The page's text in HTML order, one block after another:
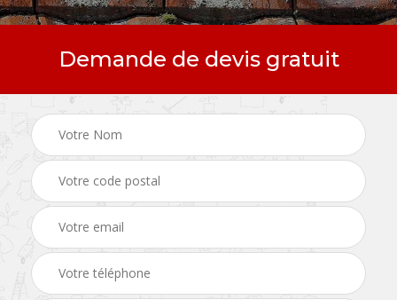
Demande de devis gratuit